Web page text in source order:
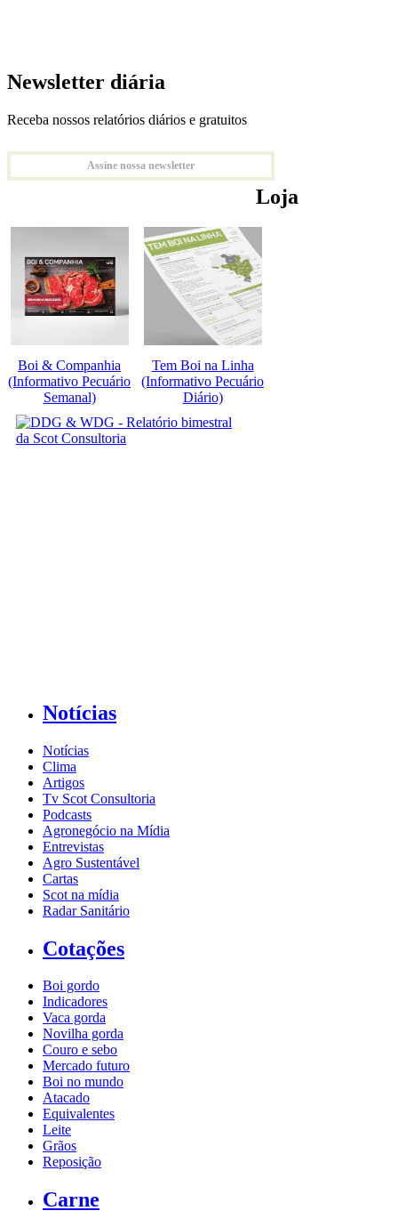
Newsletter diária
Receba nossos relatórios diários e gratuitos
Assine nossa newsletter
Loja
Boi & Companhia
(Informativo Pecuário
Semanal)
Tem Boi na Linha
(Informativo Pecuário
Diário)
Notícias
Notícias
Clima
Artigos
Tv Scot Consultoria
Podcasts
Agronegócio na Mídia
Entrevistas
Agro Sustentável
Cartas
Scot na mídia
Radar Sanitário
Cotações
Boi gordo
Indicadores
Vaca gorda
Novilha gorda
Couro e sebo
Mercado futuro
Boi no mundo
Atacado
Equivalentes
Leite
Grãos
Reposição
Carne